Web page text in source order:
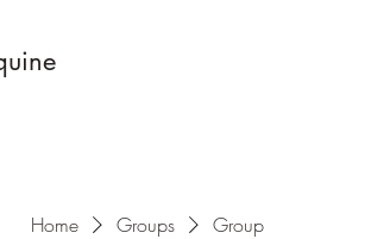
Home Groups Group